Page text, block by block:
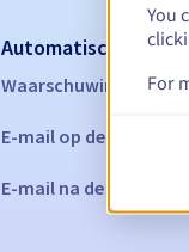
Automatische
Waarschuwings-e-
E-mail op de
E-mail na de
You
For